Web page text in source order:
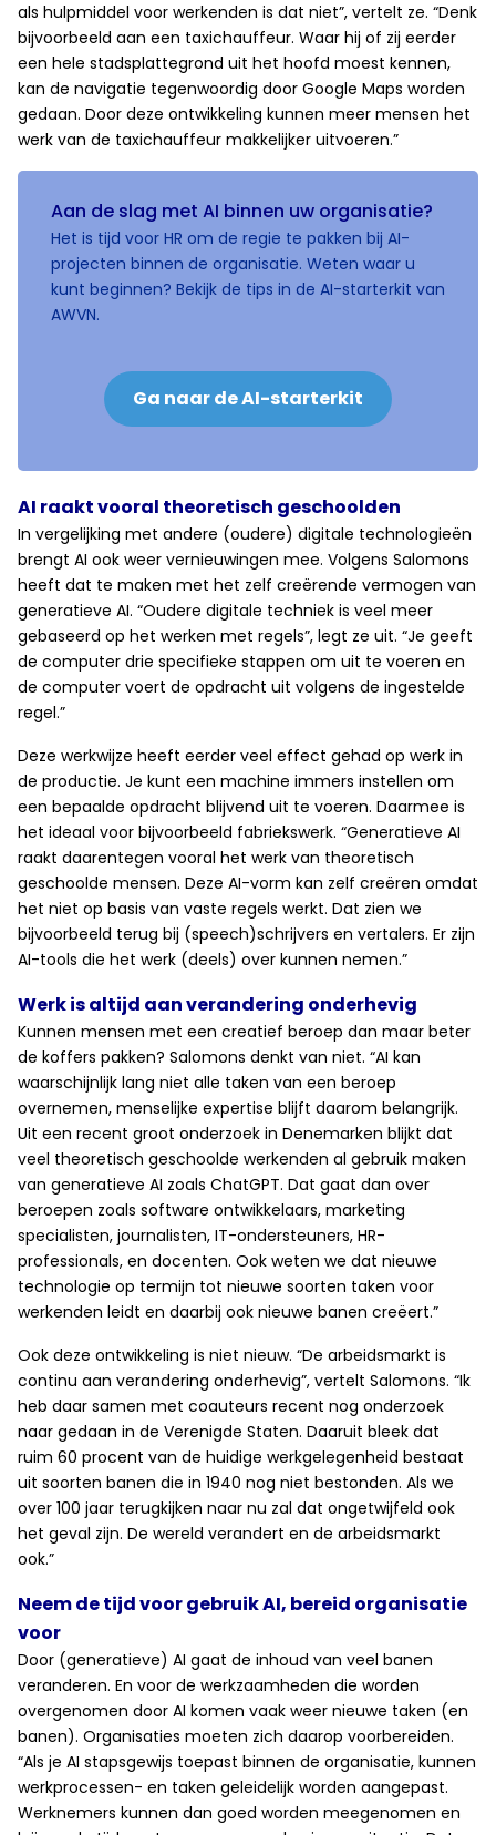
als hulpmiddel voor werkenden is dat niet”, vertelt ze. “Denk
bijvoorbeeld aan een taxichauffeur. Waar hij of zij eerder
een hele stadsplattegrond uit het hoofd moest kennen,
kan de navigatie tegenwoordig door Google Maps worden
gedaan. Door deze ontwikkeling kunnen meer mensen het
werk van de taxichauffeur makkelijker uitvoeren.”
Aan de slag met AI binnen uw organisatie?
Het is tijd voor HR om de regie te pakken bij AI-
projecten binnen de organisatie. Weten waar u
kunt beginnen? Bekijk de tips in de AI-starterkit van
AWVN.
Ga naar de AI-starterkit
AI raakt vooral theoretisch geschoolden
In vergelijking met andere (oudere) digitale technologieën
brengt AI ook weer vernieuwingen mee. Volgens Salomons
heeft dat te maken met het zelf creërende vermogen van
generatieve AI. “Oudere digitale techniek is veel meer
gebaseerd op het werken met regels”, legt ze uit. “Je geeft
de computer drie specifieke stappen om uit te voeren en
de computer voert de opdracht uit volgens de ingestelde
regel.”
Deze werkwijze heeft eerder veel effect gehad op werk in
de productie. Je kunt een machine immers instellen om
een bepaalde opdracht blijvend uit te voeren. Daarmee is
het ideaal voor bijvoorbeeld fabriekswerk. “Generatieve AI
raakt daarentegen vooral het werk van theoretisch
geschoolde mensen. Deze AI-vorm kan zelf creëren omdat
het niet op basis van vaste regels werkt. Dat zien we
bijvoorbeeld terug bij (speech)schrijvers en vertalers. Er zijn
AI-tools die het werk (deels) over kunnen nemen.”
Werk is altijd aan verandering onderhevig
Kunnen mensen met een creatief beroep dan maar beter
de koffers pakken? Salomons denkt van niet. “AI kan
waarschijnlijk lang niet alle taken van een beroep
overnemen, menselijke expertise blijft daarom belangrijk.
Uit een recent groot onderzoek in Denemarken blijkt dat
veel theoretisch geschoolde werkenden al gebruik maken
van generatieve AI zoals ChatGPT. Dat gaat dan over
beroepen zoals software ontwikkelaars, marketing
specialisten, journalisten, IT-ondersteuners, HR-
professionals, en docenten. Ook weten we dat nieuwe
technologie op termijn tot nieuwe soorten taken voor
werkenden leidt en daarbij ook nieuwe banen creëert.”
Ook deze ontwikkeling is niet nieuw. “De arbeidsmarkt is
continu aan verandering onderhevig”, vertelt Salomons. “Ik
heb daar samen met coauteurs recent nog onderzoek
naar gedaan in de Verenigde Staten. Daaruit bleek dat
ruim 60 procent van de huidige werkgelegenheid bestaat
uit soorten banen die in 1940 nog niet bestonden. Als we
over 100 jaar terugkijken naar nu zal dat ongetwijfeld ook
het geval zijn. De wereld verandert en de arbeidsmarkt
ook.”
Neem de tijd voor gebruik AI, bereid organisatie
voor
Door (generatieve) AI gaat de inhoud van veel banen
veranderen. En voor de werkzaamheden die worden
overgenomen door AI komen vaak weer nieuwe taken (en
banen). Organisaties moeten zich daarop voorbereiden.
“Als je AI stapsgewijs toepast binnen de organisatie, kunnen
werkprocessen- en taken geleidelijk worden aangepast.
Werknemers kunnen dan goed worden meegenomen en